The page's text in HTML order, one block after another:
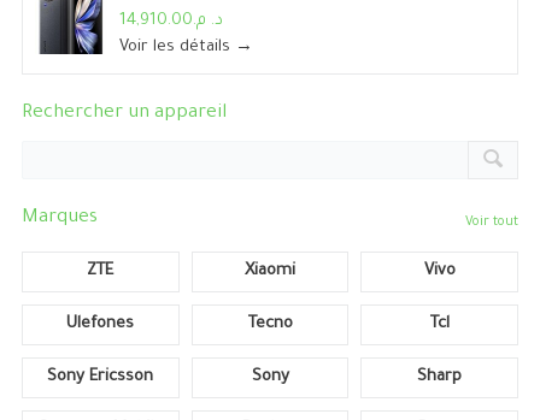
د. م.14,910.00
Voir les détails →
Rechercher un appareil
Marques Voir tout
ZTE Xiaomi Vivo
Ulefones Tecno Tcl
Sony Ericsson Sony Sharp